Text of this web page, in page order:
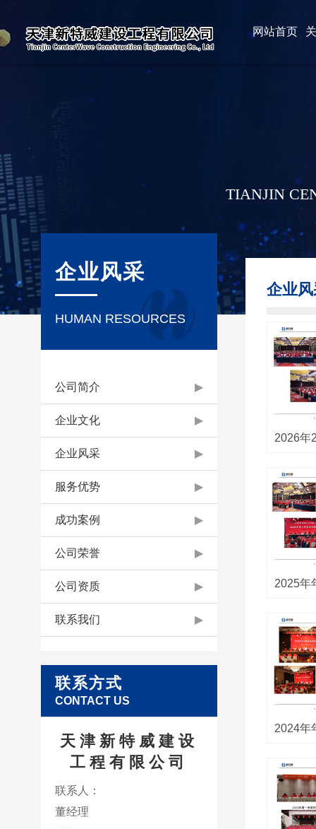
网站首页
TIANJIN
企业风采
HUMAN RESOURCES
公司简介 ▶
企业文化 ▶
企业风采 ▶
服务优势 ▶
成功案例 ▶
公司荣誉 ▶
公司资质 ▶
联系我们 ▶
联系方式
CONTACT US
天津新特威建设
工程有限公司
联系人：
董经理
企业
2026年
2025年
2024年